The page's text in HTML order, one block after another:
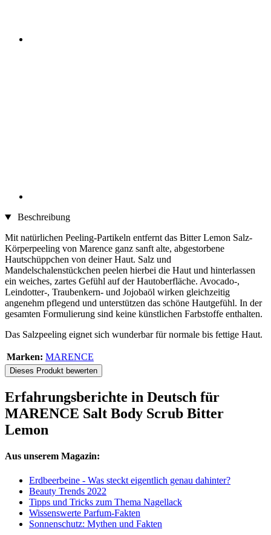
Beschreibung
Mit natürlichen Peeling-Partikeln entfernt das Bitter Lemon Salz-
Körperpeeling von Marence ganz sanft alte, abgestorbene
Hautschüppchen von deiner Haut. Salz und
Mandelschalenstückchen peelen hierbei die Haut und hinterlassen
ein weiches, zartes Gefühl auf der Hautoberfläche. Avocado-,
Leindotter-, Traubenkern- und Jojobaöl wirken gleichzeitig
angenehm pflegend und unterstützen das schöne Hautgefühl. In der
gesamten Formulierung sind keine künstlichen Farbstoffe enthalten.
Das Salzpeeling eignet sich wunderbar für normale bis fettige Haut.
Marken: MARENCE
Dieses Produkt bewerten
Erfahrungsberichte in Deutsch für
MARENCE Salt Body Scrub Bitter
Lemon
Aus unserem Magazin:
Erdbeerbeine - Was steckt eigentlich genau dahinter?
Beauty Trends 2022
Tipps und Tricks zum Thema Nagellack
Wissenswerte Parfum-Fakten
Sonnenschutz: Mythen und Fakten